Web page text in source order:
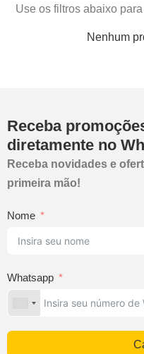
Use os filtros abaixo
Nenhum
Receba
diretamente no
Receba novidades e
primeira mão!
Nome
Whatsapp